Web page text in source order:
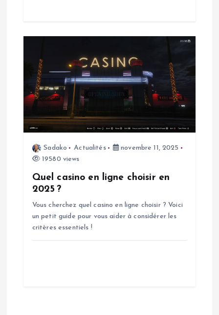
c
Sadako Actualités
novembre 11, 2025
19580 views
Quel casino en ligne choisir en
2025 ?
Vous cherchez quel casino en ligne choisir ? Voici
un petit guide pour vous aider à considérer les
critères essentiels !